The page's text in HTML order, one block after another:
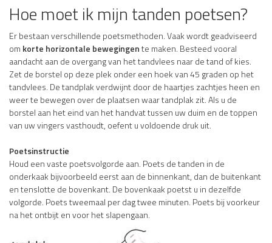
Hoe moet ik mijn tanden poetsen?
Er bestaan verschillende poetsmethoden. Vaak wordt geadviseerd
om korte horizontale bewegingente maken. Besteed vooral
aandacht aan de overgang van het tandvlees naar de tand of kies.
Zet de borstel op deze plek onder een hoek van 45 graden op het
tandvlees. De tandplak verdwijnt door de haartjes zachtjes heen en
weer te bewegen over de plaatsen waar tandplak zit. Als u de
borstel aan het eind van het handvat tussen uw duim en de toppen
van uw vingers vasthoudt, oefent u voldoende druk uit.
Poetsinstructie
Houd een vaste poetsvolgorde aan. Poets de tanden in de
onderkaak bijvoorbeeld eerst aan de binnenkant, dan de buitenkant
en tenslotte de bovenkant. De bovenkaak poetst u in dezelfde
volgorde. Poets tweemaal per dag twee minuten. Poets bij voorkeur
na het ontbijt en voor het slapengaan.